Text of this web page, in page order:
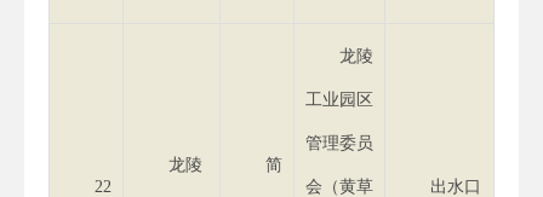
22
龙陵 简
龙陵
工业园区
管理委员
会（黄草 出水口